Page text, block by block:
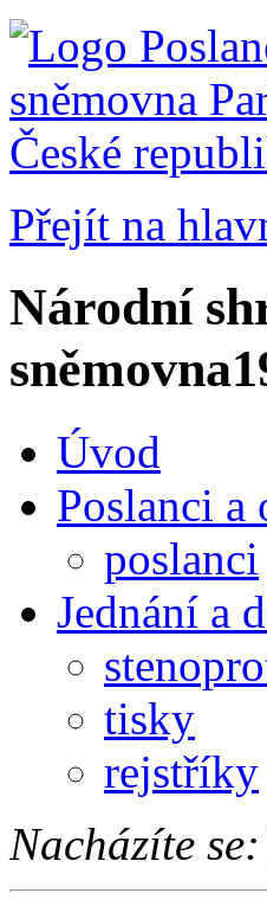
Přejít na
Národní
sněmovna
Úvod
Poslanci a
poslanci
Jednání a
tisky
rejstříky
Nacházíte se: